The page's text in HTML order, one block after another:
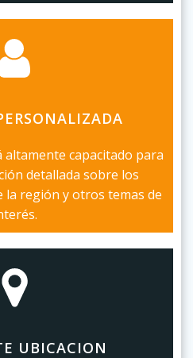
capacitado para
detallada sobre los
región y otros temas de
UBICACION